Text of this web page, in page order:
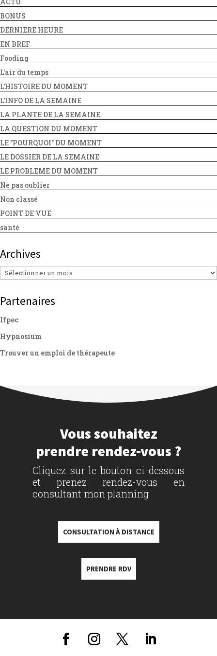
BONUS
DERNIERE HEURE
EN BREF
Fooding
L'air du temps
L'HISTOIRE DU MOMENT
L'INFO DE LA SEMAINE
LA PLANTE DE LA SEMAINE
LA QUESTION DU MOMENT
LE "POURQUOI" DU MOMENT
LE DOSSIER DE LA SEMAINE
LE PROBLEME DU MOMENT
Ne pas oublier
Non classé
POINT DE VUE
santé
Archives
Archives
Partenaires
Ifpec
Hypnosium
Trouver un emploi de thérapeute
Vous souhaitez
prendre rendez-vous ?
Cliquez sur le bouton ci-dessous
et prenez rendez-vous en
consultant mon planning
CONSULTATION À DISTANCE
PRENDRE RDV